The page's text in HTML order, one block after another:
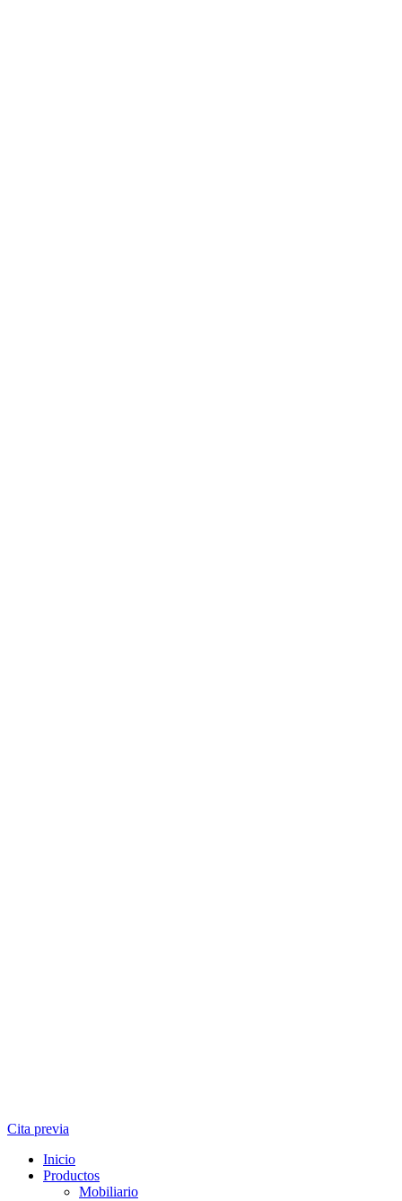
Cita previa
Inicio
Productos
Mobiliario